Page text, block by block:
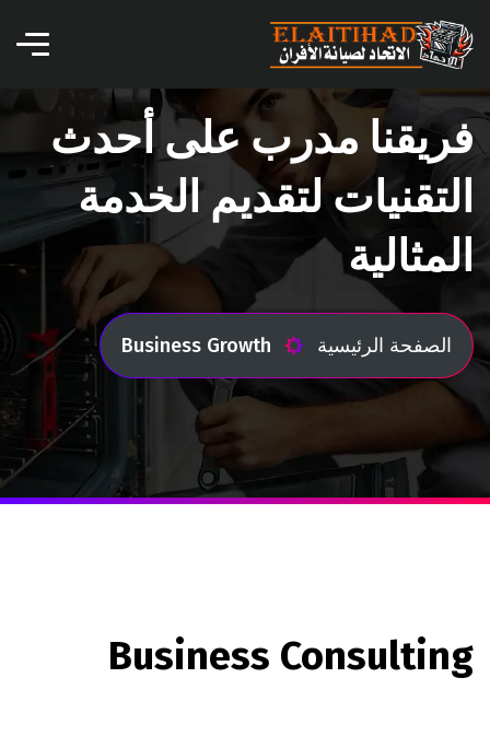
فريقنا مدرب على أحدث
التقنيات لتقديم الخدمة
المثالية
الصفحة الرئيسية Business Growth
Business Consulting